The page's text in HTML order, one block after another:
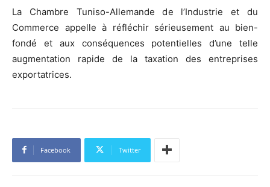
La Chambre Tuniso-Allemande de l’Industrie et du
Commerce appelle à réfléchir sérieusement au bien-
fondé et aux conséquences potentielles d’une telle
augmentation rapide de la taxation des entreprises
exportatrices.
Facebook Twitter